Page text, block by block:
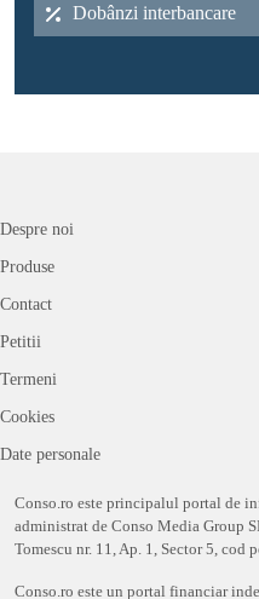
Dobânzi interbancare
Despre noi
Produse
Contact
Petitii
Termeni
Cookies
Date personale
Conso.ro este principalul portal de
administrat de Conso Media Group
Tomescu nr. 11, Ap. 1, Sector 5, cod
Conso.ro este un portal financiar